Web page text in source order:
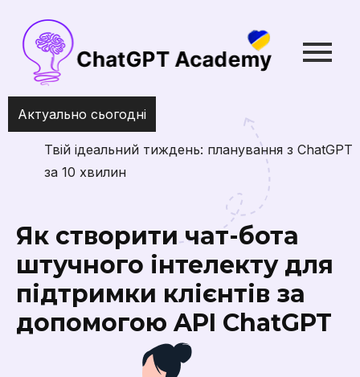
Актуально сьогодні
Твій ідеальний тиждень: планування з ChatGPT
за 10 хвилин
Як створити чат-бота
штучного інтелекту для
підтримки клієнтів за
допомогою API ChatGPT